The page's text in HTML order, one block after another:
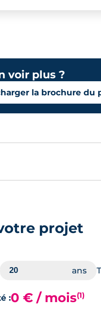
voir plus ?
la brochure du
projet
:0 € / mois(1)